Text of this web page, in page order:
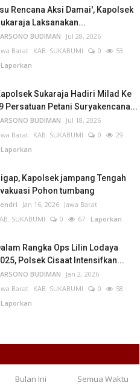
Rencana Aksi Damai', Kapolsek
Laksanakan...
BUDIMAN
Jul 28, 2026
Barat KAB. SUKABUMI 0
53
Laporkan
Sukaraja Hadiri Milad Ke
Persatuan Petani Suryakencana...
BUDIMAN
Jul 18, 2026
Barat KAB. SUKABUMI 0
29
Laporkan
Kapolsek jampang Tengah
Pohon tumbang
Jan 16, 2026 Jawa Barat
SUKABUMI
0 67 Laporkan
Rangka Ops Lilin Lodaya
Polsek Cisaat Intensifkan...
BUDIMAN
Jan 2, 2026
Barat KAB. SUKABUMI 0
58
Laporkan
Bulan Ini Semua Waktu